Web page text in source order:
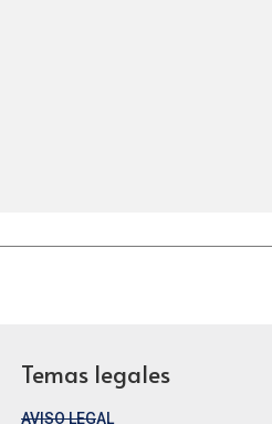
Temas legales
AVISO LEGAL